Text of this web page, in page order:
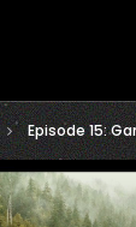
Episode 15: